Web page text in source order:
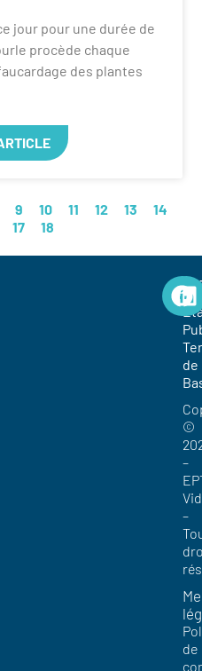
jour pour une durée de
procède chaque
des plantes
9 10 11 12 13
14
17 18
de
©
–
–
de